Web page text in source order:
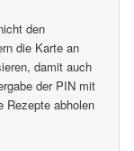
den
die Karte an
damit auch
der PIN mit
Rezepte abholen